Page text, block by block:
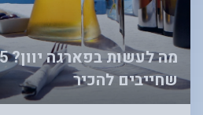
שחייבים להכיר